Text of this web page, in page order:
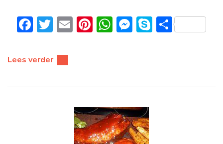
Facebook
Twitter
EmailPinterest
WhatsApp
Messenger
Skype
Delen
Lees verder